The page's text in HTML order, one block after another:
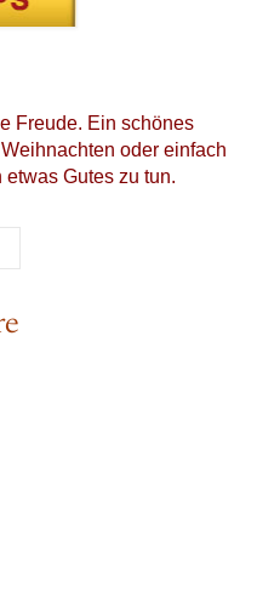
Freude. Ein schönes
oder einfach
Gutes zu tun.